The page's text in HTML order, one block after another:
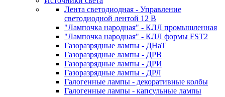
Лента светодиодная - Управление
светодиодной лентой 12 В
"Лампочка народная" - КЛЛ промышленная
"Лампочка народная" - КЛЛ формы FST2
Газоразрядные лампы - ДНаТ
Газоразрядные лампы - ДРВ
Газоразрядные лампы - ДРИ
Газоразрядные лампы - ДРЛ
Галогенные лампы - декоративные колбы
Галогенные лампы - капсульные лампы